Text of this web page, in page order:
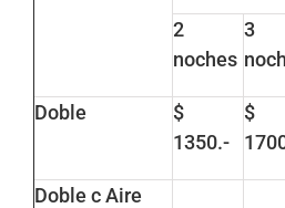
2
noches
3
Doble
$
1350.-
$
Doble c Aire